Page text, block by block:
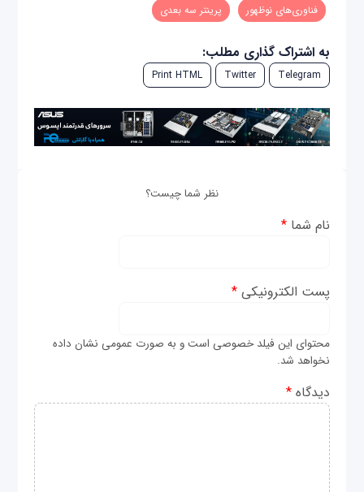
فناوری‌های نوظهور پرینتر سه بعدی
به اشتراک گذاری مطلب:
Telegram
Twitter
Print HTML
نظر شما چیست؟
نام شما*
پست الکترونیکی*
محتوای این فیلد خصوصی است و به صورت عمومی نشان داده
نخواهد شد.
دیدگاه*